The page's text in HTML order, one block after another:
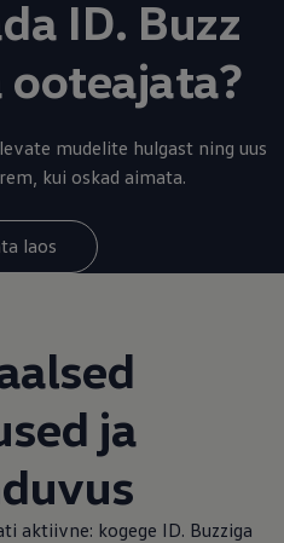
ID. Buzz
mudelite hulgast ning uus
kui oskad aimata.
laos
ja
aktiivne: kogege ID. Buzziga